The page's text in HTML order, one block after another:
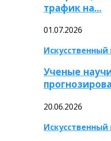
трафик на…
01.07.2026
Ученые
20.06.2026